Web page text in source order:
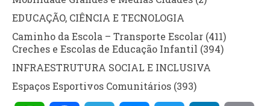
EDUCAÇÃO, CIÊNCIA E TECNOLOGIA
Caminho da Escola – Transporte Escolar (411)
Creches e Escolas de Educação Infantil (394)
INFRAESTRUTURA SOCIAL E INCLUSIVA
Espaços Esportivos Comunitários (393)